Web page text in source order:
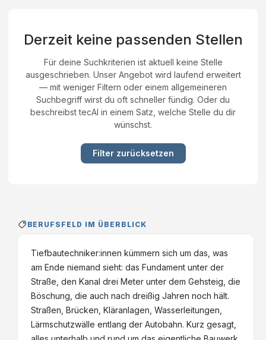
Derzeit keine passenden Stellen
Für deine Suchkriterien ist aktuell keine Stelle
ausgeschrieben. Unser Angebot wird laufend erweitert
— mit weniger Filtern oder einem allgemeineren
Suchbegriff wirst du oft schneller fündig. Oder du
beschreibst tecAI in einem Satz, welche Stelle du dir
wünschst.
Filter zurücksetzen
BERUFSFELD IM ÜBERBLICK
Tiefbautechniker:innen kümmern sich um das, was
am Ende niemand sieht: das Fundament unter der
Straße, den Kanal drei Meter unter dem Gehsteig, die
Böschung, die auch nach dreißig Jahren noch hält.
Straßen, Brücken, Kläranlagen, Wasserleitungen,
Lärmschutzwälle entlang der Autobahn. Kurz gesagt,